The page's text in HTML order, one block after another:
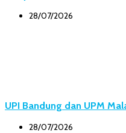
28/07/2026
UPI Bandung dan UPM
28/07/2026